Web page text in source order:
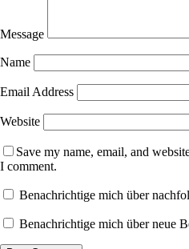
Message
Name
Email Address
Website
Save my name, email, and
I comment.
Benachrichtige mich über
Benachrichtige mich über neue